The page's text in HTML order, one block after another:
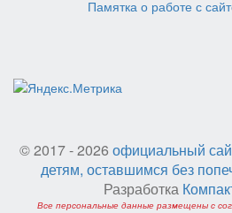
Памятка о работе с
© 2017 - 2026 официальный
детям, оставшимся без
Разработка
Все персональные данные размещены с